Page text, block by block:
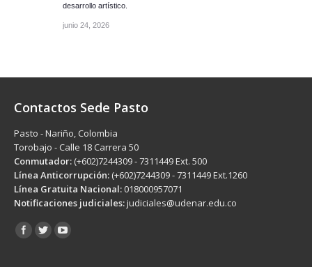
desarrollo artístico.
junio 24, 2026
Contactos Sede Pasto
Pasto - Nariño, Colombia
Torobajo - Calle 18 Carrera 50
Conmutador: (+602)7244309 - 7311449 Ext. 500
Línea Anticorrupción: (+602)7244309 - 7311449 Ext.1260
Línea Gratuita Nacional: 018000957071
Notificaciones judiciales:judiciales@udenar.edu.co
Encuéntranos en: